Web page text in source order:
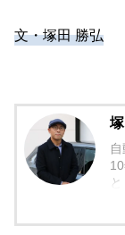
文・塚田 勝弘